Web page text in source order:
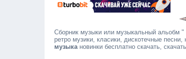
Сборник музыки или музыкальный альобм
ретро музики, класики, дискотечные
музыкановинки бесплатно скачать,